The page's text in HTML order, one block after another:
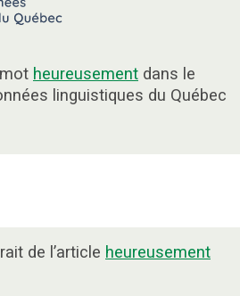
heureusement dans le
linguistiques du Québec
de l’article heureusement